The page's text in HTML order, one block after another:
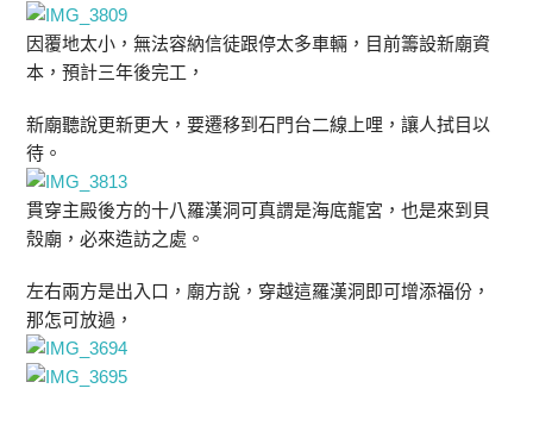
因覆地太小，無法容納信徒跟停太多車輛，目前籌設新廟資
本，預計三年後完工，
新廟聽說更新更大，要遷移到石門台二線上哩，讓人拭目以
待。
貫穿主殿後方的十八羅漢洞可真謂是海底龍宮，也是來到貝
殼廟，必來造訪之處。
左右兩方是出入口，廟方說，穿越這羅漢洞即可增添福份，
那怎可放過，